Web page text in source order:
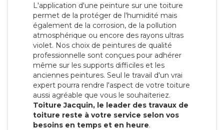
L'application d'une peinture sur une toiture
permet de la protéger de l'humidité mais
également de la corrosion, de la pollution
atmosphérique ou encore des rayons ultras
violet. Nos choix de peintures de qualité
professionnelle sont conçues pour adhérer
même sur les supports difficiles et les
anciennes peintures. Seul le travail d'un vrai
expert pourra rendre l'aspect de votre toiture
aussi agréable que vous le souhaiteriez.
Toiture Jacquin, le leader des travaux de
toiture reste à votre service selon vos
besoins en temps et en heure.